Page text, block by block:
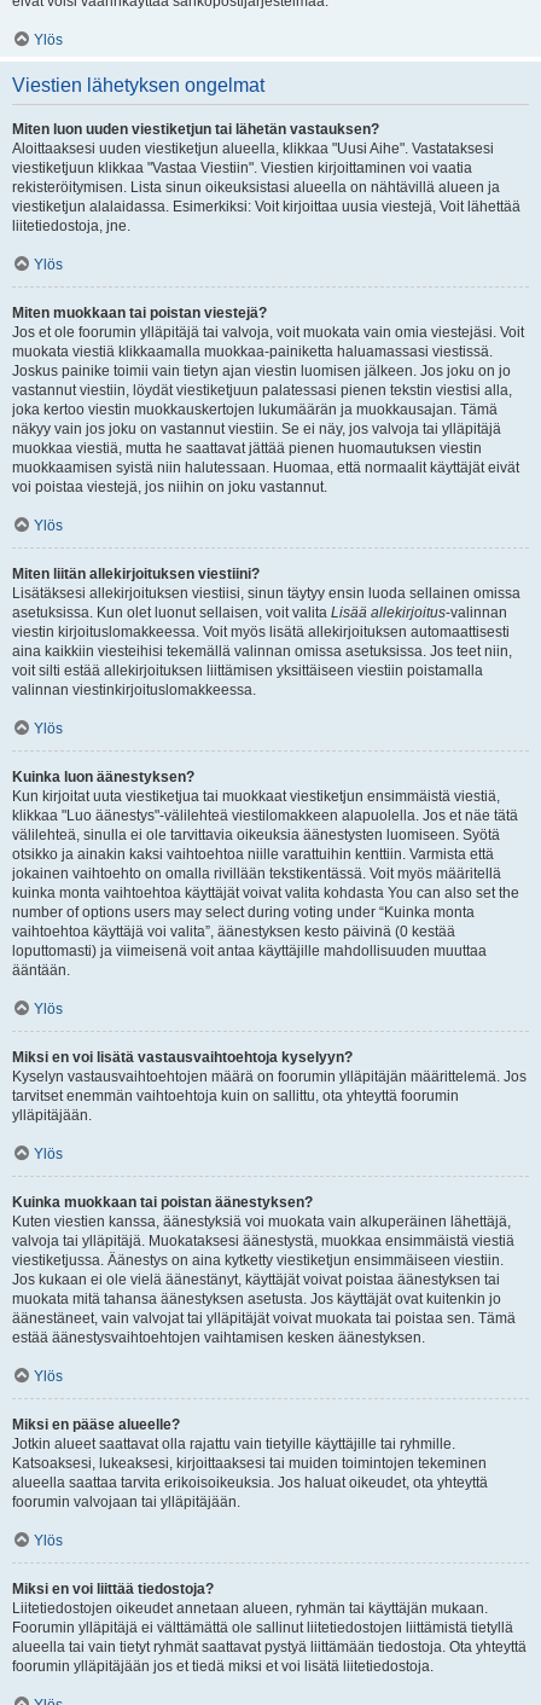
Ylös
Viestien lähetyksen ongelmat
Miten luon uuden viestiketjun tai lähetän vastauksen?
Aloittaaksesi uuden viestiketjun alueella, klikkaa "Uusi Aihe". Vastataksesi
viestiketjuun klikkaa "Vastaa Viestiin". Viestien kirjoittaminen voi vaatia
rekisteröitymisen. Lista sinun oikeuksistasi alueella on nähtävillä alueen ja
viestiketjun alalaidassa. Esimerkiksi: Voit kirjoittaa uusia viestejä, Voit lähettää
liitetiedostoja, jne.
Ylös
Miten muokkaan tai poistan viestejä?
Jos et ole foorumin ylläpitäjä tai valvoja, voit muokata vain omia viestejäsi. Voit
muokata viestiä klikkaamalla muokkaa-painiketta haluamassasi viestissä.
Joskus painike toimii vain tietyn ajan viestin luomisen jälkeen. Jos joku on jo
vastannut viestiin, löydät viestiketjuun palatessasi pienen tekstin viestisi alla,
joka kertoo viestin muokkauskertojen lukumäärän ja muokkausajan. Tämä
näkyy vain jos joku on vastannut viestiin. Se ei näy, jos valvoja tai ylläpitäjä
muokkaa viestiä, mutta he saattavat jättää pienen huomautuksen viestin
muokkaamisen syistä niin halutessaan. Huomaa, että normaalit käyttäjät eivät
voi poistaa viestejä, jos niihin on joku vastannut.
Ylös
Miten liitän allekirjoituksen viestiini?
Lisätäksesi allekirjoituksen viestiisi, sinun täytyy ensin luoda sellainen omissa
asetuksissa. Kun olet luonut sellaisen, voit valita Lisää allekirjoitus-valinnan
viestin kirjoituslomakkeessa. Voit myös lisätä allekirjoituksen automaattisesti
aina kaikkiin viesteihisi tekemällä valinnan omissa asetuksissa. Jos teet niin,
voit silti estää allekirjoituksen liittämisen yksittäiseen viestiin poistamalla
valinnan viestinkirjoituslomakkeessa.
Ylös
Kuinka luon äänestyksen?
Kun kirjoitat uuta viestiketjua tai muokkaat viestiketjun ensimmäistä viestiä,
klikkaa "Luo äänestys"-välilehteä viestilomakkeen alapuolella. Jos et näe tätä
välilehteä, sinulla ei ole tarvittavia oikeuksia äänestysten luomiseen. Syötä
otsikko ja ainakin kaksi vaihtoehtoa niille varattuihin kenttiin. Varmista että
jokainen vaihtoehto on omalla rivillään tekstikentässä. Voit myös määritellä
kuinka monta vaihtoehtoa käyttäjät voivat valita kohdasta You can also set the
number of options users may select during voting under “Kuinka monta
vaihtoehtoa käyttäjä voi valita”, äänestyksen kesto päivinä (0 kestää
loputtomasti) ja viimeisenä voit antaa käyttäjille mahdollisuuden muuttaa
ääntään.
Ylös
Miksi en voi lisätä vastausvaihtoehtoja kyselyyn?
Kyselyn vastausvaihtoehtojen määrä on foorumin ylläpitäjän määrittelemä. Jos
tarvitset enemmän vaihtoehtoja kuin on sallittu, ota yhteyttä foorumin
ylläpitäjään.
Ylös
Kuinka muokkaan tai poistan äänestyksen?
Kuten viestien kanssa, äänestyksiä voi muokata vain alkuperäinen lähettäjä,
valvoja tai ylläpitäjä. Muokataksesi äänestystä, muokkaa ensimmäistä viestiä
viestiketjussa. Äänestys on aina kytketty viestiketjun ensimmäiseen viestiin.
Jos kukaan ei ole vielä äänestänyt, käyttäjät voivat poistaa äänestyksen tai
muokata mitä tahansa äänestyksen asetusta. Jos käyttäjät ovat kuitenkin jo
äänestäneet, vain valvojat tai ylläpitäjät voivat muokata tai poistaa sen. Tämä
estää äänestysvaihtoehtojen vaihtamisen kesken äänestyksen.
Ylös
Miksi en pääse alueelle?
Jotkin alueet saattavat olla rajattu vain tietyille käyttäjille tai ryhmille.
Katsoaksesi, lukeaksesi, kirjoittaaksesi tai muiden toimintojen tekeminen
alueella saattaa tarvita erikoisoikeuksia. Jos haluat oikeudet, ota yhteyttä
foorumin valvojaan tai ylläpitäjään.
Ylös
Miksi en voi liittää tiedostoja?
Liitetiedostojen oikeudet annetaan alueen, ryhmän tai käyttäjän mukaan.
Foorumin ylläpitäjä ei välttämättä ole sallinut liitetiedostojen liittämistä tietyllä
alueella tai vain tietyt ryhmät saattavat pystyä liittämään tiedostoja. Ota yhteyttä
foorumin ylläpitäjään jos et tiedä miksi et voi lisätä liitetiedostoja.